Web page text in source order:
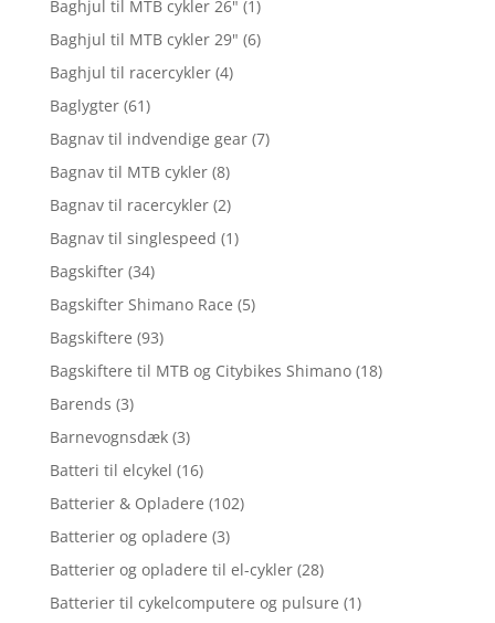
Baghjul til MTB cykler 26" (1)
Baghjul til MTB cykler 29" (6)
Baghjul til racercykler (4)
Baglygter (61)
Bagnav til indvendige gear (7)
Bagnav til MTB cykler (8)
Bagnav til racercykler (2)
Bagnav til singlespeed (1)
Bagskifter (34)
Bagskifter Shimano Race (5)
Bagskiftere (93)
Bagskiftere til MTB og Citybikes Shimano (18)
Barends (3)
Barnevognsdæk (3)
Batteri til elcykel (16)
Batterier & Opladere (102)
Batterier og opladere (3)
Batterier og opladere til el-cykler (28)
Batterier til cykelcomputere og pulsure (1)